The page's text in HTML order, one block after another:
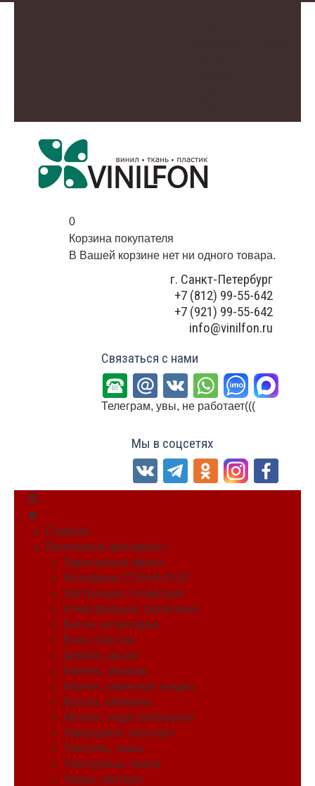
0
Корзина покупателя
В Вашей корзине нет ни одного товара.
г. Санкт-Петербург
+7 (812) 99-55-642
+7 (921) 99-55-642
info@vinilfon.ru
Связаться с нами
Телеграм, увы, не работает(((
Мы в соцсетях
Главная
Виниловые фотофоны
Однотонные фоны
Фотофоны СТЕНА-ПОЛ
Абстракция, геометрия
Атмосферные, сказочные
Бетон, штукатурка
Боке, блёстки
Дерево, доски
Камень, мрамор
Кирпич, каменная кладка
Краска, акварель
Металл, индустриальные
Природные текстуры
Текстиль, ткань
Текстурные, гранж
Узоры, паттерн